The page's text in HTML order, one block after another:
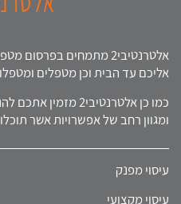
אלטרנטיבי2 מתמחים
אליכם עד הבית וכן מטפלים
כמו כן אלטרנטיבי2
ומגוון רחב של אפשרויות אשר
עיסוי מפנק
עיסוי מקצועי